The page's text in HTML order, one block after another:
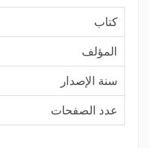
كتاب
المؤلف
سنة الإصدار
عدد الصفحات